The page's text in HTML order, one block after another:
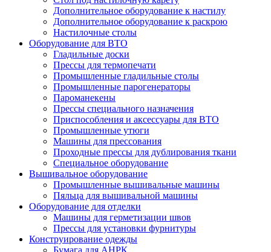
Дополнительное оборудование к настилу
Дополнительное оборудование к раскрою
Настилочные столы
Оборудование для ВТО
Гладильные доски
Прессы для термопечати
Промышленные гладильные столы
Промышленные парогенераторы
Пароманекены
Прессы специального назначения
Приспособления и аксессуары для ВТО
Промышленные утюги
Машины для прессования
Проходные прессы для дублирования ткани
Специальное оборудование
Вышивальное оборудование
Промышленные вышивальные машины
Пяльца для вышивальной машины
Оборудование для отделки
Машины для герметизации швов
Прессы для установки фурнитуры
Конструирование одежды
Бумага для АНРК